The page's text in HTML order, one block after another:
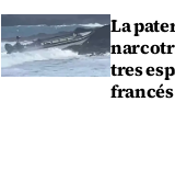
La
tres
francés